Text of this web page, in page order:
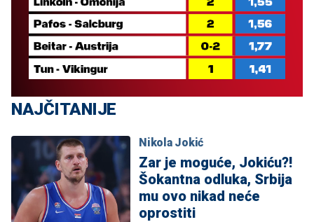
NAJČITANIJE
Nikola Jokić
Zar je moguće, Jokiću?!
Šokantna odluka, Srbija
mu ovo nikad neće
oprostiti